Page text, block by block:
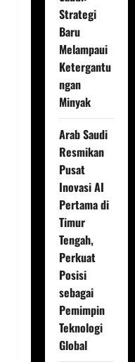
Strategi
Baru
Melampaui
Ketergantu
ngan
Minyak
Arab Saudi
Resmikan
Pusat
Inovasi AI
Pertama di
Timur
Tengah,
Perkuat
Posisi
sebagai
Pemimpin
Teknologi
Global